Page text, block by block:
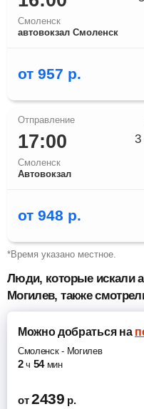
Смоленск
автовокзал Смоленск
от 957 р.
17:00
Смоленск
Автовокзал
3
от 948 р.
*Время указано местное.
Люди, которые искали
Могилев, также
Можно добратьсяна
Смоленск- Могилев
2 ч 54 мин
от 2439 р.